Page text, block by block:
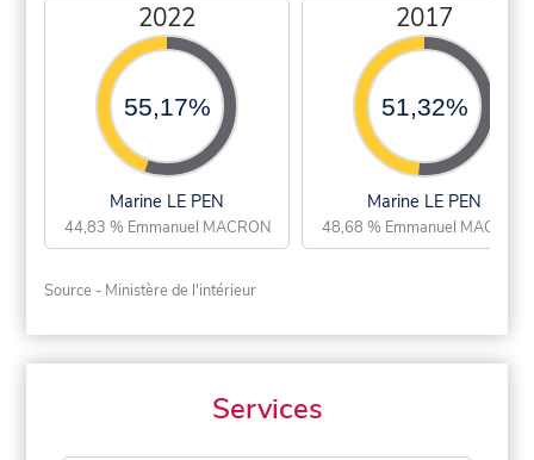
2022
55,17%
Marine LE PEN
44,83 % Emmanuel MACRON
2017
51,32%
Marine LE PEN
48,68 % Emmanuel MACRON
Source - Ministère de l'intérieur
Services